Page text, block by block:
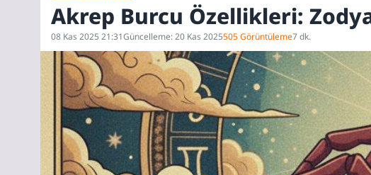
Akrep Burcu Özellikleri:
08 Kas 2025 21:31Güncelleme: 20 Kas 2025505 Görüntüleme7 dk.